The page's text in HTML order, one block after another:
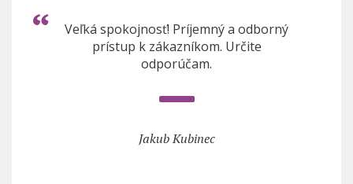
Veľká spokojnosť! Príjemný a odborný
prístup k zákazníkom. Určite
odporúčam.
Jakub Kubinec